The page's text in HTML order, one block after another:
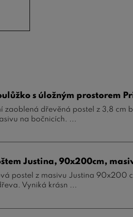
s úložným prostorem
zaoblená dřevěná postel z 3,8 cm
na bočnicích. ...
Justina, 90x200cm,
postel z masivu Justina 90x200
Vyniká krásn ...